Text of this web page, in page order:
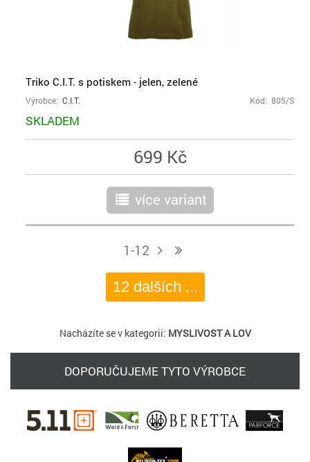
Triko C.I.T. s potiskem - jelen, zelené
Výrobce: C.I.T. Kód: 805/S
SKLADEM
699 Kč
r více variant
1-12 j n
12 dalších ...
Nacházíte se v kategorii: MYSLIVOST A LOV
DOPORUČUJEME TYTO VÝROBCE